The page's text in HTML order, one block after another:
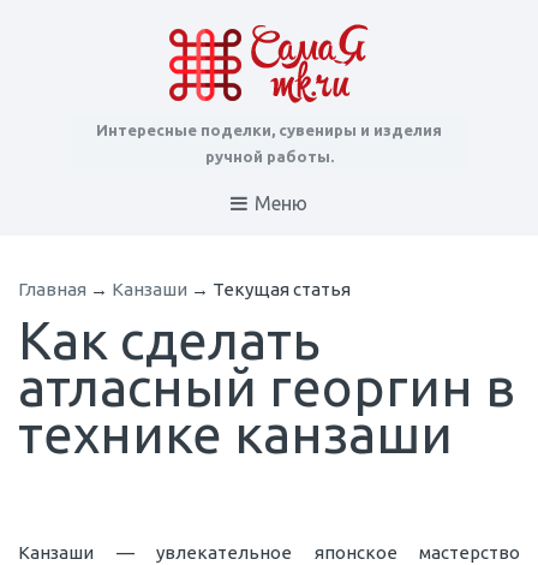
Интересные поделки, сувениры и изделия
ручной работы.
Меню
Главная → Канзаши → Текущая статья
Как сделать
атласный георгин в
технике канзаши
Канзаши — увлекательное японское мастерство